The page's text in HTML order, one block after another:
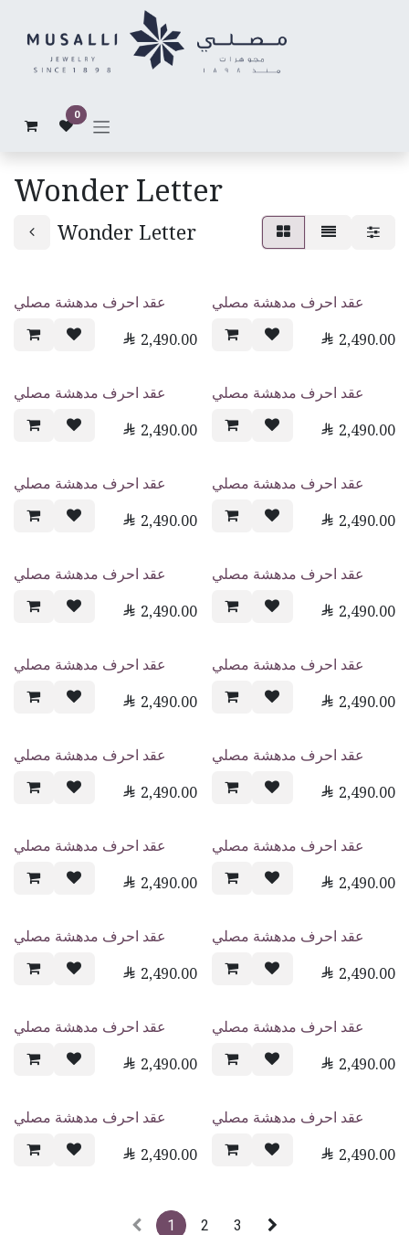
0
Wonder Letter
Wonder Letter
عقد احرف مدهشة مصلي
 2,490.00
عقد احرف مدهشة مصلي
 2,490.00
عقد احرف مدهشة مصلي
 2,490.00
عقد احرف مدهشة مصلي
 2,490.00
عقد احرف مدهشة مصلي
 2,490.00
عقد احرف مدهشة مصلي
 2,490.00
عقد احرف مدهشة مصلي
 2,490.00
عقد احرف مدهشة مصلي
 2,490.00
عقد احرف مدهشة مصلي
 2,490.00
عقد احرف مدهشة مصلي
 2,490.00
عقد احرف مدهشة مصلي
 2,490.00
عقد احرف مدهشة مصلي
 2,490.00
عقد احرف مدهشة مصلي
 2,490.00
عقد احرف مدهشة مصلي
 2,490.00
عقد احرف مدهشة مصلي
 2,490.00
عقد احرف مدهشة مصلي
 2,490.00
عقد احرف مدهشة مصلي
 2,490.00
عقد احرف مدهشة مصلي
 2,490.00
عقد احرف مدهشة مصلي
 2,490.00
عقد احرف مدهشة مصلي
 2,490.00
1 2 3